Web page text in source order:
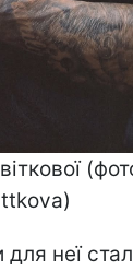
неї